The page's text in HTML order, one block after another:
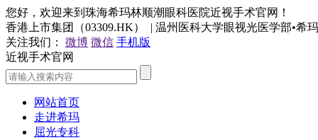
您好，欢迎来到珠海希玛林顺潮眼科医院近视手术官网！
香港上市集团（03309.HK） | 温州医科大学眼视光医学部•希
关注我们：
微博 微信 手机版
近视手术官网
网站首页
走进希玛
屈光专科